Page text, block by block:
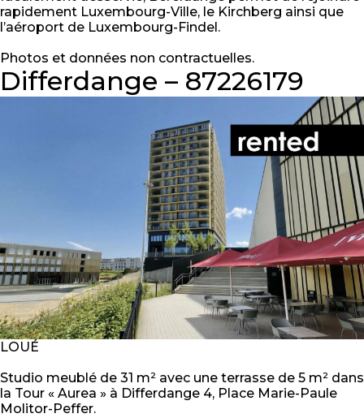
rapidement Luxembourg-Ville, le Kirchberg ainsi que
l’aéroport de Luxembourg-Findel.
Photos et données non contractuelles.
Differdange – 87226179
LOUÉ
Studio meublé de 31 m² avec une terrasse de 5 m² dans
la Tour « Aurea » à Differdange 4, Place Marie-Paule
Molitor-Peffer.